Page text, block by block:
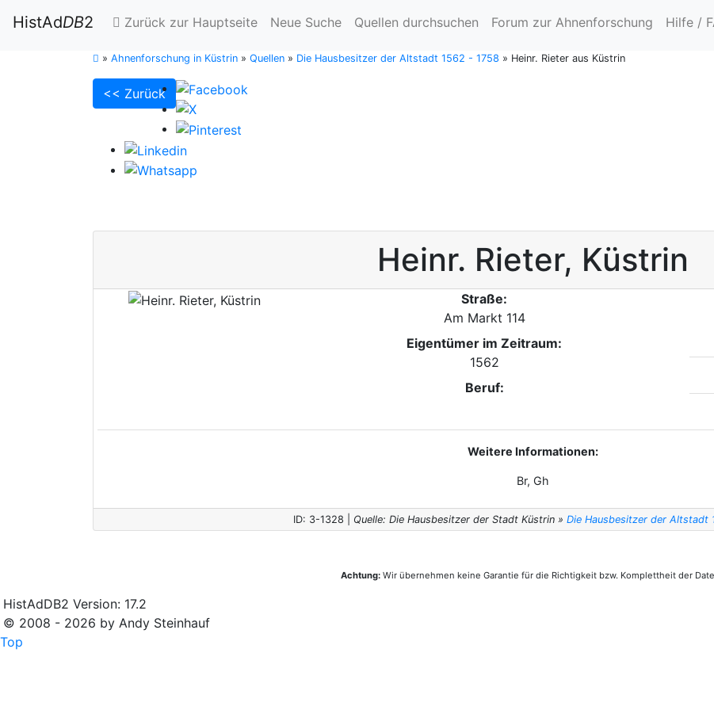
HistAdDB2 Zurück zur Hauptseite Neue Suche Quellen durchsuchen Forum zur Ahnenforschung Hilfe /
» Ahnenforschung in Küstrin » Quellen » Die Hausbesitzer der Altstadt 1562 - 1758 » Heinr. Rieter aus Küstrin
<< Zurück
Heinr. Rieter, Küstrin
Straße:
Am Markt 114
Eigentümer im Zeitraum:
1562
Beruf:
Weitere Informationen:
Br, Gh
ID: 3-1328 | Quelle: Die Hausbesitzer der Stadt Küstrin » Die Hausbesitzer der Altstadt
Achtung:Wir übernehmen keine Garantie für die Richtigkeit bzw. Komplettheit der
HistAdDB2 Version: 17.2
© 2008 - 2026 by Andy Steinhauf
Top